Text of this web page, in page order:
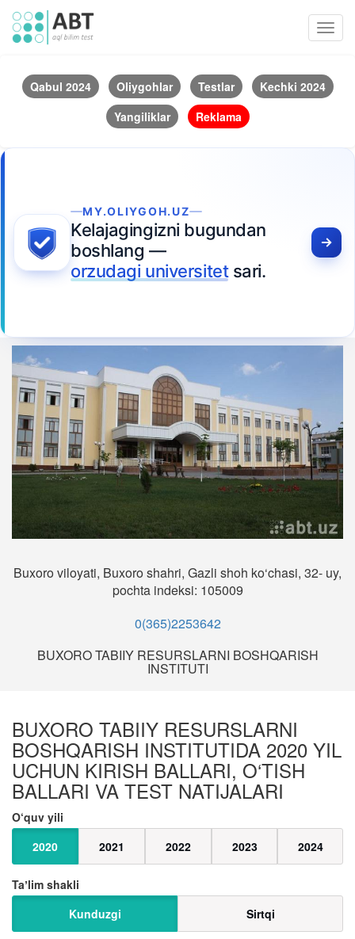
Qabul 2024 Oliygohlar Testlar
Kechki 2024
Yangiliklar
Reklama
MY.OLIYGOH.UZ
Kelajagingizni bugundan
boshlang —
orzudagi universitetsari.
Buxoro viloyati, Buxoro shahri, Gazli shoh ko‘chasi, 32- uy,
pochta indeksi: 105009
0(365)2253642
BUXORO TABIIY RESURSLARNI BOSHQARISH
INSTITUTI
BUXORO TABIIY RESURSLARNI
BOSHQARISH INSTITUTIDA 2020 YIL
UCHUN KIRISH BALLARI, O‘TISH
BALLARI VA TEST NATIJALARI
O‘quv yili
2020
2021 2022 2023 2024
Taʼlim shakli
Kunduzgi
Sirtqi